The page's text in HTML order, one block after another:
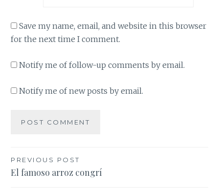
Save my name, email, and website in this browser
for the next time I comment.
Notify me of follow-up comments by email.
Notify me of new posts by email.
Post
navigation
PREVIOUS POST
El famoso arroz congrí